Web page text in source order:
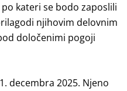
kateri se bodo zaposlili
njihovim delovnim
določenimi pogoji
decembra 2025. Njeno